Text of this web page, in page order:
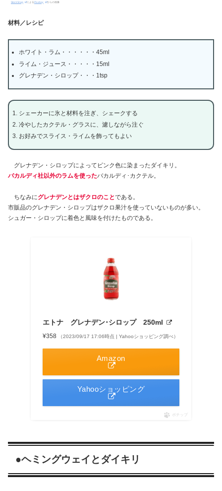
StockSnap によるPixabay からの画像
材料／レシピ
ホワイト・ラム・・・・・・45ml
ライム・ジュース・・・・・15ml
グレナデン・シロップ・・・1tsp
シェーカーに氷と材料を注ぎ、シェークする
冷やしたカクテル・グラスに、濾しながら注ぐ
お好みでスライス・ライムを飾ってもよい
グレナデン・シロップによってピンク色に染まったダイキリ。
バカルディ社以外のラムを使ったバカルディ･カクテル。
ちなみにグレナデンとはザクロのことである。
市販品のグレナデン・シロップはザクロ果汁を使っていないものが多い。
シュガー・シロップに着色と風味を付けたものである。
エトナ グレナデン･シロップ 250ml
¥358 （2023/09/17 17:06時点 | Yahooショッピング調べ）
Amazon
Yahooショッピング
ポチップ
●ヘミングウェイとダイキリ